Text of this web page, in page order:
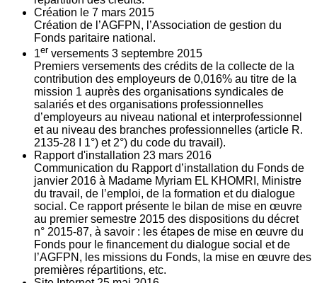
Création le 7 mars 2015
Création de l’AGFPN, l’Association de gestion du
Fonds paritaire national.
1er versements 3 septembre 2015
Premiers versements des crédits de la collecte de la
contribution des employeurs de 0,016% au titre de la
mission 1 auprès des organisations syndicales de
salariés et des organisations professionnelles
d’employeurs au niveau national et interprofessionnel
et au niveau des branches professionnelles (article R.
2135‐28 I 1°) et 2°) du code du travail).
Rapport d'installation 23 mars 2016
Communication du Rapport d’installation du Fonds de
janvier 2016 à Madame Myriam EL KHOMRI, Ministre
du travail, de l’emploi, de la formation et du dialogue
social. Ce rapport présente le bilan de mise en œuvre
au premier semestre 2015 des dispositions du décret
n° 2015-87, à savoir : les étapes de mise en œuvre du
Fonds pour le financement du dialogue social et de
l’AGFPN, les missions du Fonds, la mise en œuvre des
premières répartitions, etc.